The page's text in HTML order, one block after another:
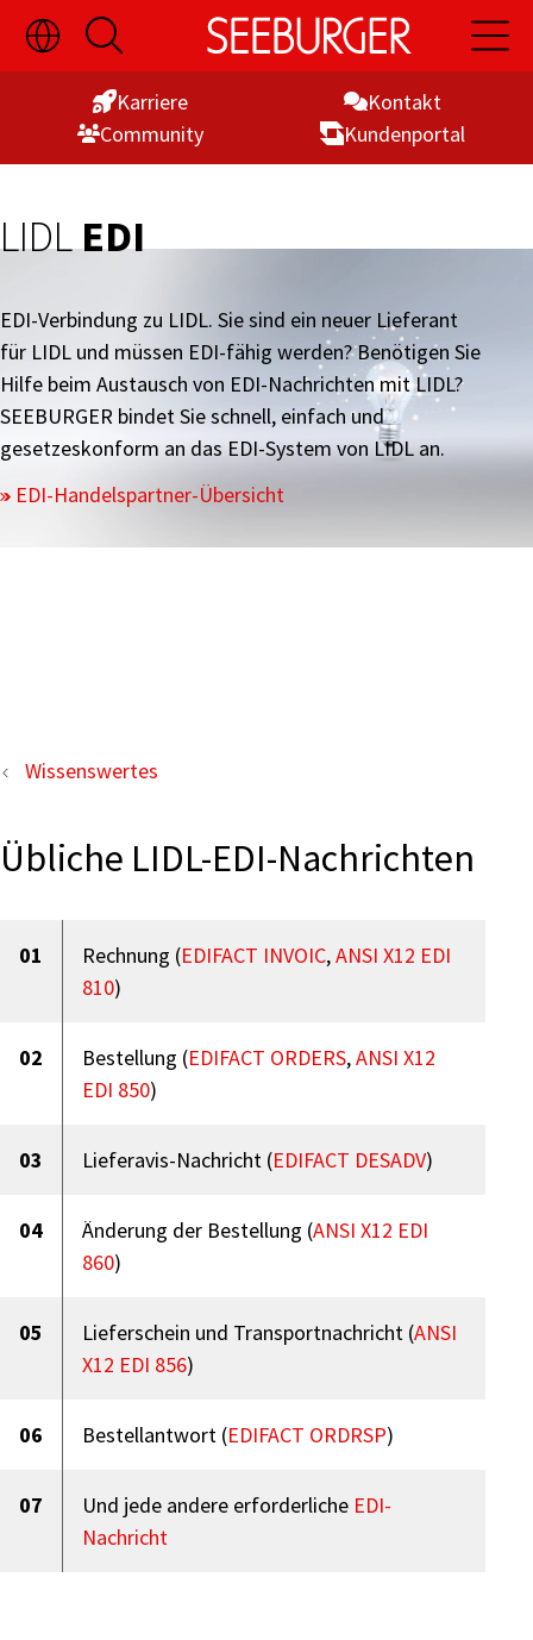
Skip
to
Sprachauswahl
ein-/ausblenden
Suche
öffnen
öffnen
Kontakt
Karriere
Kunden­portal
Commu­nity
LIDLEDI
EDI-Verbindung zu LIDL. Sie sind ein neuer Lieferant
für LIDL und müssen EDI-fähig werden? Benötigen Sie
Hilfe beim Austausch von EDI-Nachrichten mit LIDL?
SEEBURGER bindet Sie schnell, einfach und
gesetzeskonform an das EDI-System von LIDL an.
EDI-Handelspartner-Übersicht
Wissenswertes
Übliche LIDL-EDI-Nachrichten
01 Rechnung (EDIFACT INVOIC,ANSI X12 EDI
810)
02 Bestellung (EDIFACT ORDERS,ANSI X12
EDI 850)
03 Lieferavis-Nachricht (EDIFACT DESADV)
04 Änderung der Bestellung (ANSI X12 EDI
860)
05 Lieferschein und Transportnachricht (ANSI
X12 EDI 856)
06 Bestellantwort (EDIFACT ORDRSP)
07 Und jede andere erforderliche EDI-
Nachricht